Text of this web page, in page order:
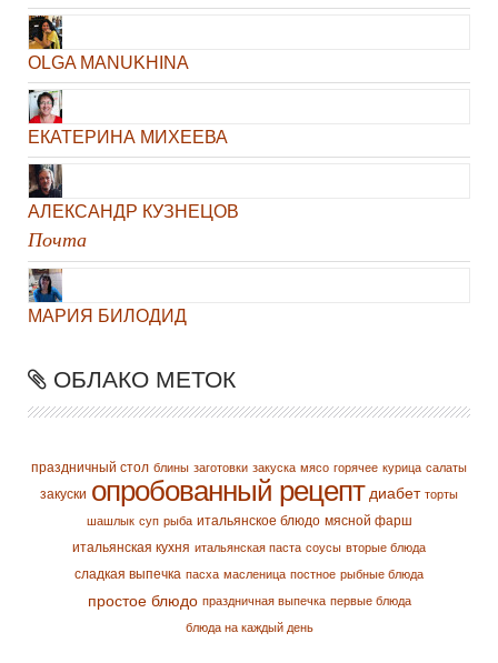
OLGA MANUKHINA
ЕКАТЕРИНА МИХЕЕВА
АЛЕКСАНДР КУЗНЕЦОВ
Почта
МАРИЯ БИЛОДИД
ОБЛАКО МЕТОК
праздничный стол блины заготовки закуска мясо горячее курица салаты
закуски опробованный рецепт диабет торты
шашлык суп рыба итальянское блюдо мясной фарш
итальянская кухня итальянская паста соусы вторые блюда
сладкая выпечка пасха масленица постное рыбные блюда
простое блюдо праздничная выпечка первые блюда
блюда на каждый день